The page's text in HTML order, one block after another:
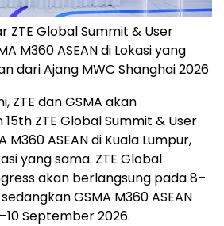
ZTE Global Summit & User
M360 ASEAN di Lokasi yang
dari Ajang MWC Shanghai 2026
ZTE dan GSMA akan
ZTE Global Summit & User
M360 ASEAN di Kuala Lumpur,
yang sama. ZTE Global
akan berlangsung pada 8–
GSMA M360 ASEAN
September 2026.